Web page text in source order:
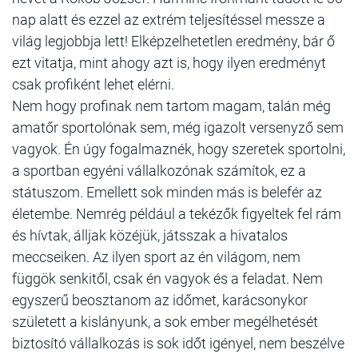
nap alatt és ezzel az extrém teljesítéssel messze a
világ legjobbja lett! Elképzelhetetlen eredmény, bár ő
ezt vitatja, mint ahogy azt is, hogy ilyen eredményt
csak profiként lehet elérni.
Nem hogy profinak nem tartom magam, talán még
amatőr sportolónak sem, még igazolt versenyző sem
vagyok. Én úgy fogalmaznék, hogy szeretek sportolni,
a sportban egyéni vállalkozónak számítok, ez a
státuszom. Emellett sok minden más is belefér az
életembe. Nemrég például a tekézők figyeltek fel rám
és hívtak, álljak közéjük, játsszak a hivatalos
meccseiken. Az ilyen sport az én világom, nem
függök senkitől, csak én vagyok és a feladat. Nem
egyszerű beosztanom az időmet, karácsonykor
született a kislányunk, a sok ember megélhetését
biztosító vállalkozás is sok időt igényel, nem beszélve